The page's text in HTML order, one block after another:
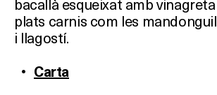
bacallà esqueixat amb
plats carnis com les
i llagostí.
Carta